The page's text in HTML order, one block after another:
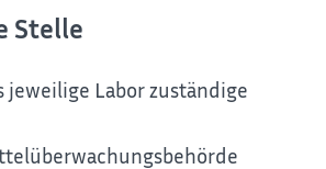
Stelle
jeweilige Labor zuständige